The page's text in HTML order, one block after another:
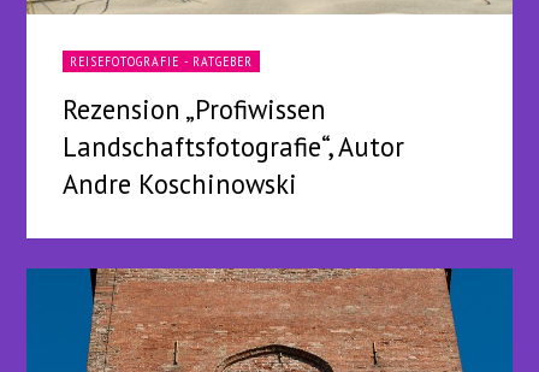
REISEFOTOGRAFIE - RATGEBER
Rezension „Profiwissen
Landschaftsfotografie“, Autor
Andre Koschinowski